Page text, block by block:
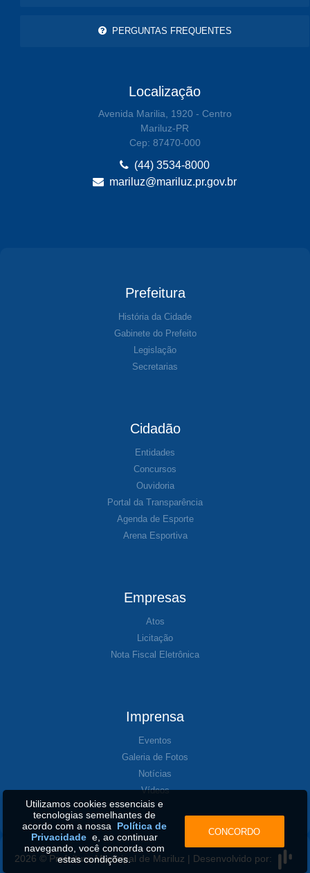
PERGUNTAS FREQUENTES
Localização
Avenida Marilia, 1920 - Centro
Mariluz-PR
Cep: 87470-000
(44) 3534-8000
mariluz@mariluz.pr.gov.br
Prefeitura
História da Cidade
Gabinete do Prefeito
Legislação
Secretarias
Cidadão
Entidades
Concursos
Ouvidoria
Portal da Transparência
Agenda de Esporte
Arena Esportiva
Empresas
Atos
Licitação
Nota Fiscal Eletrônica
Imprensa
Eventos
Galeria de Fotos
Notícias
Vídeos
2026 © Prefeitura Municipal de Mariluz | Desenvolvido por:
Utilizamos cookies essenciais e
tecnologias semelhantes de
acordo com a nossa Política de
Privacidadee, ao continuar
navegando, você concorda com
estas condições.
CONCORDO